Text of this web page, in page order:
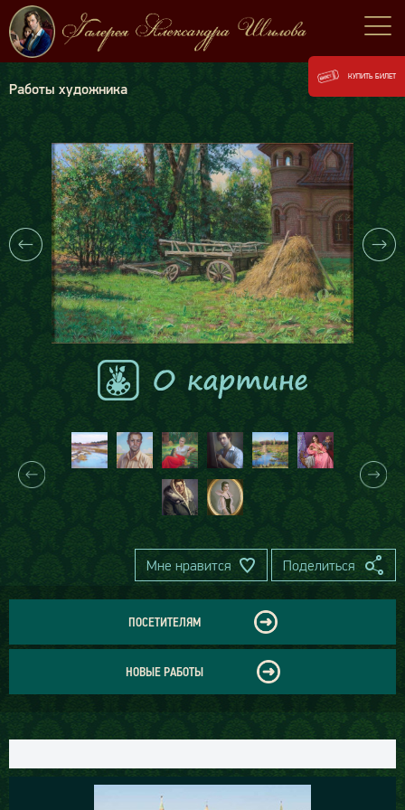
Работы художника
Мне нравится Поделиться
ПОСЕТИТЕЛЯМ
НОВЫЕ РАБОТЫ
КУПИТЬ БИЛЕТ